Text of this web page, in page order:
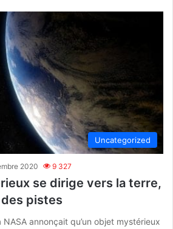
Uncategorized
2020 9 327
se dirige vers la terre,
des pistes
annonçait qu’un objet mystérieux